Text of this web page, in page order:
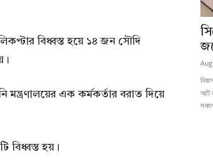
বিধ্বস্ত হয়ে ১৪ জন সৌদি
এক কর্মকর্তার বরাত দিয়ে
বিধ্বস্ত হয়।
আট